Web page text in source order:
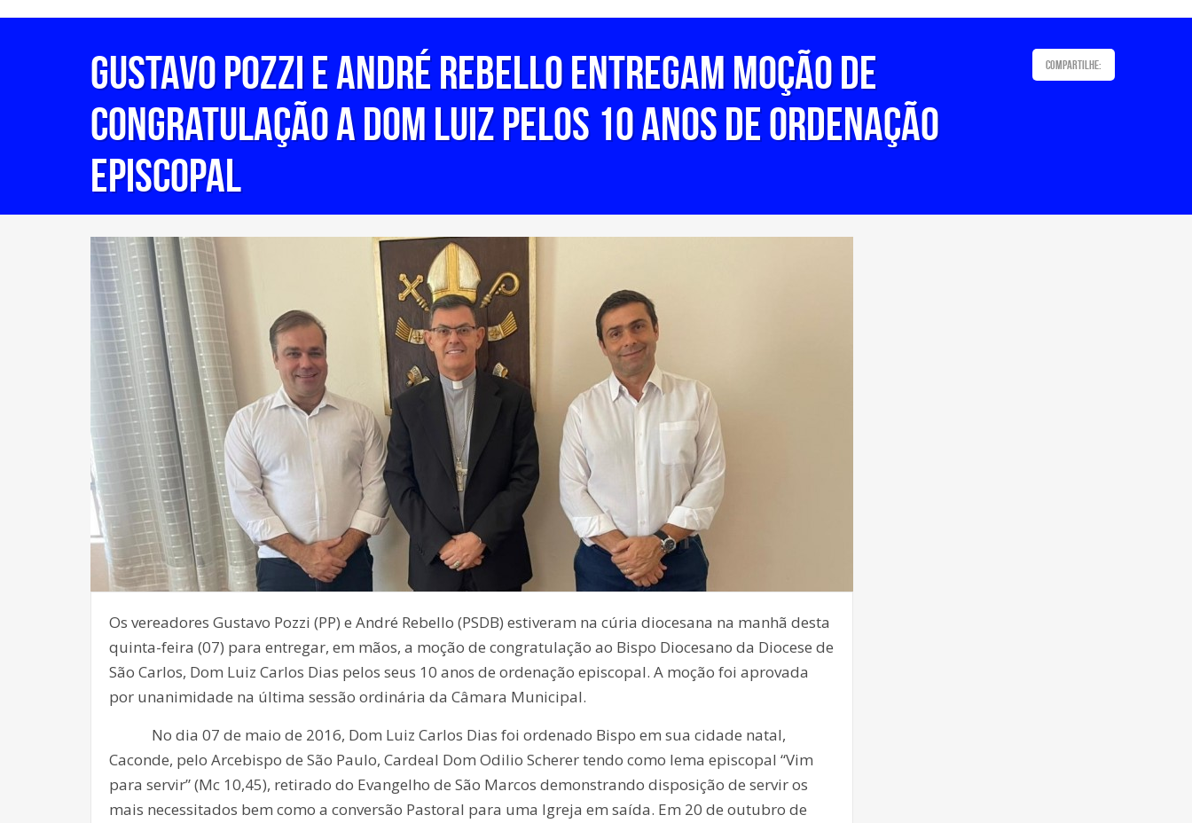
GUSTAVO POZZI E ANDRÉ REBELLO ENTREGAM MOÇÃO DE
CONGRATULAÇÃO A DOM LUIZ PELOS 10 ANOS DE ORDENAÇÃO
EPISCOPAL
Compartilhe:
Os vereadores Gustavo Pozzi (PP) e André Rebello (PSDB) estiveram na cúria diocesana na manhã desta
quinta-feira (07) para entregar, em mãos, a moção de congratulação ao Bispo Diocesano da Diocese de
São Carlos, Dom Luiz Carlos Dias pelos seus 10 anos de ordenação episcopal. A moção foi aprovada
por unanimidade na última sessão ordinária da Câmara Municipal.
No dia 07 de maio de 2016, Dom Luiz Carlos Dias foi ordenado Bispo em sua cidade natal,
Caconde, pelo Arcebispo de São Paulo, Cardeal Dom Odilio Scherer tendo como lema episcopal “Vim
para servir” (Mc 10,45), retirado do Evangelho de São Marcos demonstrando disposição de servir os
mais necessitados bem como a conversão Pastoral para uma Igreja em saída. Em 20 de outubro de